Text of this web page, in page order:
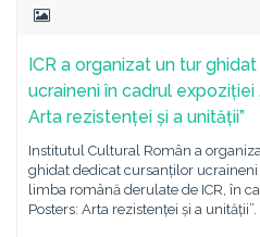
ICR a organizat un tur
ucraineni în cadrul
Arta rezistenței și a unității”
Institutul Cultural Român a
ghidat dedicat cursanților
limba română derulate de ICR, în
Posters: Arta rezistenței și a